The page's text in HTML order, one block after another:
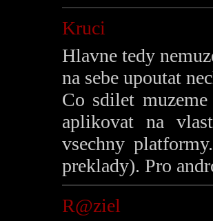
Kruci
Hlavne tedy
na sebe upoutat
Co sdilet
aplikovat na
vsechny
preklady). Pro
R@ziel